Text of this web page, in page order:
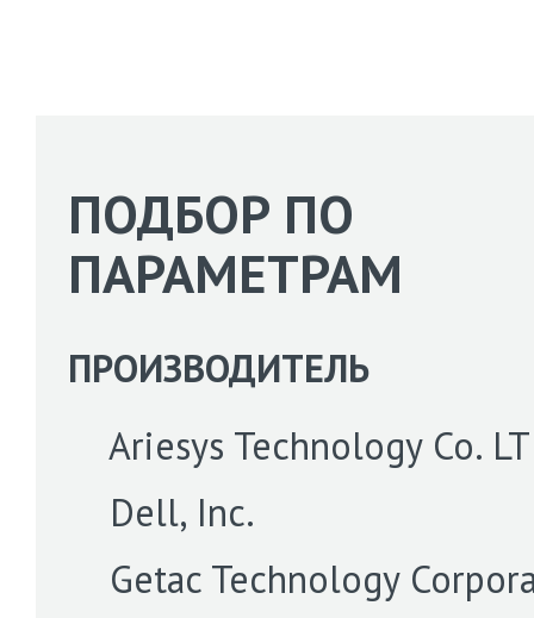
ПОДБОР ПО
ПАРАМЕТРАМ
ПРОИЗВОДИТЕЛЬ
Ariesys Technology Co.
Dell, Inc.
Getac Technology